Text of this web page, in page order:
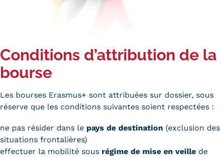
Conditions d’attribution de la
bourse
Les bourses Erasmus+ sont attribuées sur dossier, sous
réserve que les conditions suivantes soient respectées :
ne pas résider dans le pays de destination (exclusion des
situations frontalières)
effectuer la mobilité sous régime de mise en veille de